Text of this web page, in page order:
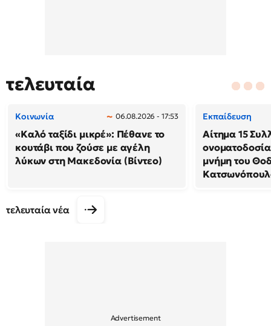
τελευταία
Κοινωνία 06.08.2026 - 17:53
«Καλό ταξίδι μικρέ»: Πέθανε το
κουτάβι που ζούσε με αγέλη
λύκων στη Μακεδονία (Βίντεο)
Εκπαίδευση
Αίτημα 15
μνήμη του
τελευταία νέα